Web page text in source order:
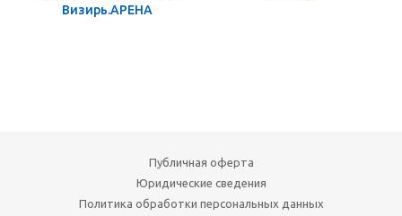
Визирь.АРЕНА
Публичная оферта
Юридические сведения
Политика обработки персональных данных